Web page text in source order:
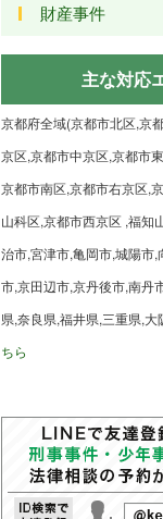
財産事件
主な対応
京都府全域(京都市北区,京
京区,京都市中京区,京都市
京都市南区,京都市右京区,
山科区,京都市西京区 ,福知
治市,宮津市,亀岡市,城陽市
市,京田辺市,京丹後市,南
県,奈良県,福井県,三重県,大
ちら